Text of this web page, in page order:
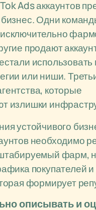
Ads аккаунтов
Одни
продают
использовать
или ниши.
которые
излишки
устойчивого
необходимо
фарм,
покупателей
формирует
описывать и